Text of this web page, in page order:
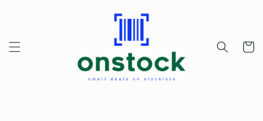
Koszyk